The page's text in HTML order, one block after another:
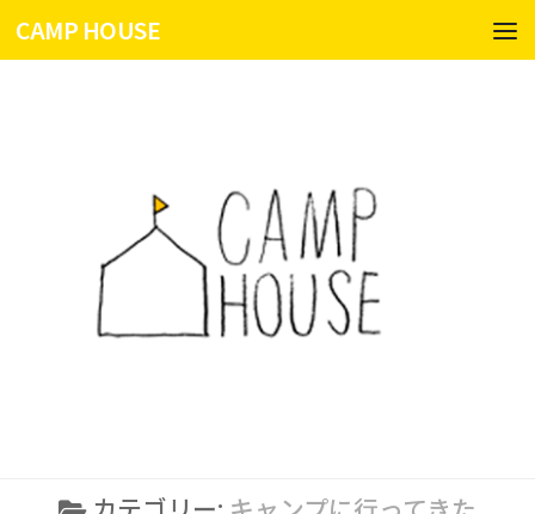
コンテンツへスキップ
CAMP HOUSE